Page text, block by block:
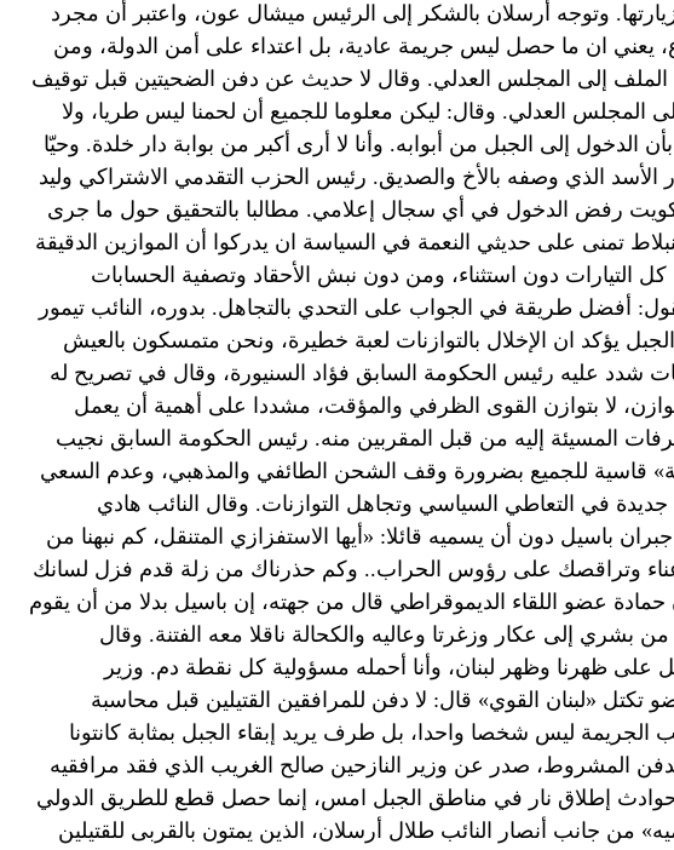
وتوجه أرسلان بالشكر إلى الرئيس ميشال عون، واعتبر أن مجرد
يعني ان ما حصل ليس جريمة عادية، بل اعتداء على أمن الدولة، ومن
الملف إلى المجلس العدلي. وقال لا حديث عن دفن الضحيتين قبل توقيف
المجلس العدلي. وقال: ليكن معلوما للجميع أن لحمنا ليس طريا، ولا
الدخول إلى الجبل من أبوابه. وأنا لا أرى أكبر من بوابة دار خلدة. وحيّا
الأسد الذي وصفه بالأخ والصديق. رئيس الحزب التقدمي الاشتراكي وليد
رفض الدخول في أي سجال إعلامي. مطالبا بالتحقيق حول ما جرى
تمنى على حديثي النعمة في السياسة ان يدركوا أن الموازين الدقيقة
التيارات دون استثناء، ومن دون نبش الأحقاد وتصفية الحسابات
أفضل طريقة في الجواب على التحدي بالتجاهل. بدوره، النائب تيمور
يؤكد ان الإخلال بالتوازنات لعبة خطيرة، ونحن متمسكون بالعيش
شدد عليه رئيس الحكومة السابق فؤاد السنيورة، وقال في تصريح له
لا بتوازن القوى الظرفي والمؤقت، مشددا على أهمية أن يعمل
المسيئة إليه من قبل المقربين منه. رئيس الحكومة السابق نجيب
قاسية للجميع بضرورة وقف الشحن الطائفي والمذهبي، وعدم السعي
في التعاطي السياسي وتجاهل التوازنات. وقال النائب هادي
باسيل دون أن يسميه قائلا: «أيها الاستفزازي المتنقل، كم نبهنا من
وتراقصك على رؤوس الحراب.. وكم حذرناك من زلة قدم فزل لسانك
حمادة عضو اللقاء الديموقراطي قال من جهته، إن باسيل بدلا من أن يقوم
من بشري إلى عكار وزغرتا وعاليه والكحالة ناقلا معه الفتنة. وقال
على ظهرنا وظهر لبنان، وأنا أحمله مسؤولية كل نقطة دم. وزير
تكتل «لبنان القوي» قال: لا دفن للمرافقين القتيلين قبل محاسبة
الجريمة ليس شخصا واحدا، بل طرف يريد إبقاء الجبل بمثابة كانتونا
المشروط، صدر عن وزير النازحين صالح الغريب الذي فقد مرافقيه
حوادث إطلاق نار في مناطق الجبل امس، إنما حصل قطع للطريق الدولي
من جانب أنصار النائب طلال أرسلان، الذين يمتون بالقربى للقتيلين